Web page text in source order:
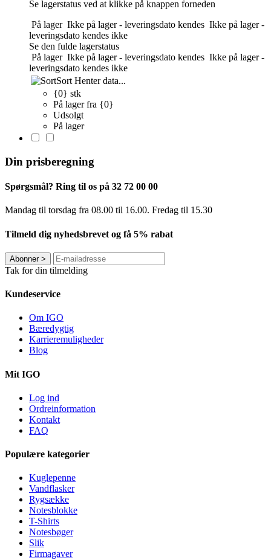
Se lagerstatus ved at klikke på knappen forneden
På lager Ikke på lager - leveringsdato kendes Ikke på lager -
leveringsdato kendes ikke
Se den fulde lagerstatus
På lager Ikke på lager - leveringsdato kendes Ikke på lager -
leveringsdato kendes ikke
Sort Henter data...
{0} stk
På lager fra {0}
Udsolgt
På lager
Din prisberegning
Spørgsmål? Ring til os på 32 72 00 00
Mandag til torsdag fra 08.00 til 16.00. Fredag ​​til 15.30
Tilmeld dig nyhedsbrevet og få 5% rabat
Abonner>
Tak for din tilmelding
Kundeservice
Om IGO
Bæredygtig
Karrieremuligheder
Blog
Mit IGO
Log ind
Ordreinformation
Kontakt
FAQ
Populære kategorier
Kuglepenne
Vandflasker
Rygsække
Notesblokke
T-Shirts
Notesbøger
Slik
Firmagaver